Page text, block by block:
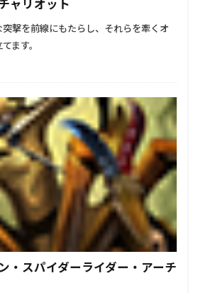
ャリオット
撃を前線にもたらし、それらを牽くオ
ます。
・スパイダーライダー・アーチ